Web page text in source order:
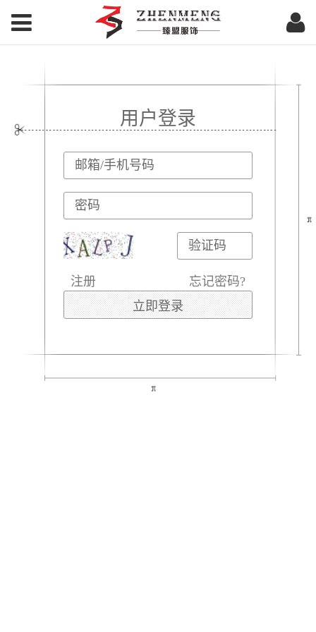
用户登录
注册 忘记密码?